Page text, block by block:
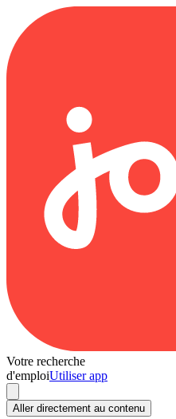
Votre recherche
d'emploiUtiliser app
Aller directement au contenu